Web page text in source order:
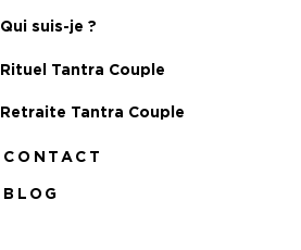
Qui suis-je ?
Rituel Tantra Couple
Retraite Tantra Couple
CONTACT
BLOG